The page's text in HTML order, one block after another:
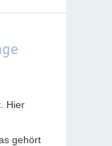
Hier
gehört